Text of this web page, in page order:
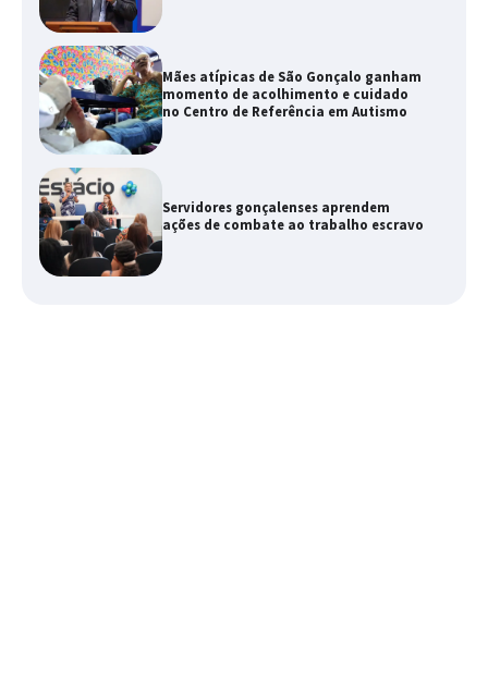
Mães atípicas de São Gonçalo ganham
momento de acolhimento e cuidado
no Centro de Referência em Autismo
Servidores gonçalenses aprendem
ações de combate ao trabalho escravo